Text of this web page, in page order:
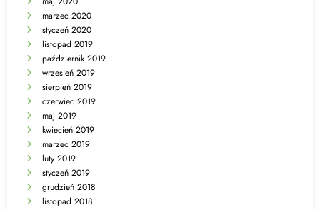
marzec 2020
styczeń 2020
listopad 2019
październik 2019
wrzesień 2019
sierpień 2019
czerwiec 2019
maj 2019
kwiecień 2019
marzec 2019
luty 2019
styczeń 2019
grudzień 2018
listopad 2018